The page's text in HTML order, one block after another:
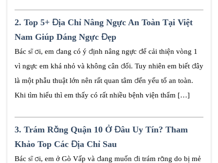
2. Top 5+ Địa Chỉ Nâng Ngực An Toàn Tại Việt
Nam Giúp Dáng Ngực Đẹp
Bác sĩ ơi, em đang có ý định nâng ngực để cải thiện vòng 1
vì ngực em khá nhỏ và không cân đối. Tuy nhiên em biết đây
là một phẫu thuật lớn nên rất quan tâm đến yếu tố an toàn.
Khi tìm hiểu thì em thấy có rất nhiều bệnh viện thẩm […]
3. Trám Răng Quận 10 Ở Đâu Uy Tín? Tham
Khảo Top Các Địa Chỉ Sau
Bác sĩ ơi, em ở Gò Vấp và đang muốn đi trám răng do bị mẻ